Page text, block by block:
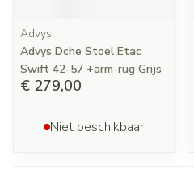
Advys
Advys Dche Stoel Etac
Swift 42-57 +arm-rug Grijs
€ 279,00
Niet beschikbaar